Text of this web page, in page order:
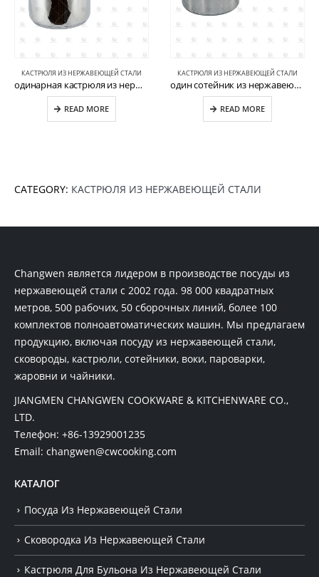
КАСТРЮЛЯ ИЗ НЕРЖАВЕЮЩЕЙ СТАЛИ
одинарная кастрюля из нержавеющей стали CW-P015
READ MORE
КАСТРЮЛЯ ИЗ НЕРЖАВЕЮЩЕЙ СТАЛИ
один сотейник из нержавеющей стали CW-S032-15
READ MORE
CATEGORY: КАСТРЮЛЯ ИЗ НЕРЖАВЕЮЩЕЙ СТАЛИ
Changwen является лидером в производстве посуды из
нержавеющей стали с 2002 года. 98 000 квадратных
метров, 500 рабочих, 50 сборочных линий, более 100
комплектов полноавтоматических машин. Мы предлагаем
продукцию, включая посуду из нержавеющей стали,
сковороды, кастрюли, сотейники, воки, пароварки,
жаровни и чайники.
JIANGMEN CHANGWEN COOKWARE & KITCHENWARE CO.,
LTD.
Телефон: +86-13929001235
Email: changwen@cwcooking.com
КАТАЛОГ
Посуда Из Нержавеющей Стали
Сковородка Из Нержавеющей Стали
Кастрюля Для Бульона Из Нержавеющей Стали